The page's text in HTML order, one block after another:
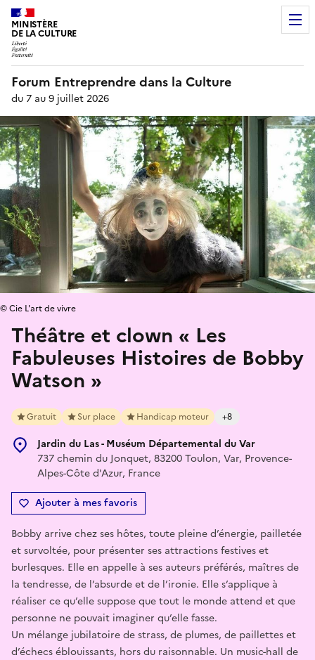
MINISTÈRE
DE LA CULTURE
Forum Entreprendre dans la Culture
du 7 au 9 juillet 2026
Théâtre et clown « Les
Fabuleuses Histoires de Bobby
Watson »
Gratuit Sur place Handicap moteur +8
Jardin du Las - Muséum Départemental du Var
737 chemin du Jonquet, 83200 Toulon, Var, Provence-
Alpes-Côte d'Azur, France
Ajouter à mes favoris
© Cie L'art de vivre
Bobby arrive chez ses hôtes, toute pleine d’énergie, pailletée
et survoltée, pour présenter ses attractions festives et
burlesques. Elle en appelle à ses auteurs préférés, maîtres de
la tendresse, de l’absurde et de l’ironie. Elle s’applique à
réaliser ce qu’elle suppose que tout le monde attend et que
personne ne pouvait imaginer qu’elle fasse.
Un mélange jubilatoire de strass, de plumes, de paillettes et
d’échecs éblouissants, hors du raisonnable. Un music-hall de